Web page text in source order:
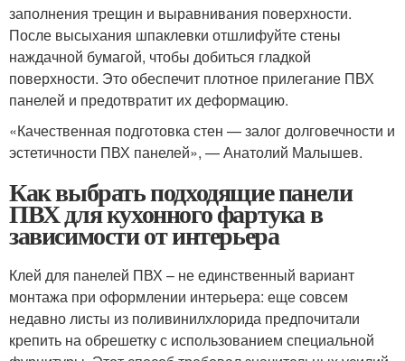
заполнения трещин и выравнивания поверхности.
После высыхания шпаклевки отшлифуйте стены
наждачной бумагой, чтобы добиться гладкой
поверхности. Это обеспечит плотное прилегание ПВХ
панелей и предотвратит их деформацию.
«Качественная подготовка стен — залог долговечности и
эстетичности ПВХ панелей», — Анатолий Малышев.
Как выбрать подходящие панели
ПВХ для кухонного фартука в
зависимости от интерьера
Клей для панелей ПВХ – не единственный вариант
монтажа при оформлении интерьера: еще совсем
недавно листы из поливинилхлорида предпочитали
крепить на обрешетку с использованием специальной